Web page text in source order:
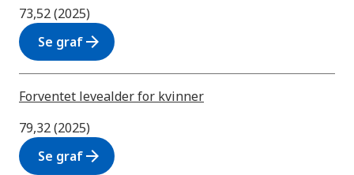
73,52 (2025)
Se grafarrow_forward
Forventet levealder for kvinner
79,32 (2025)
Se grafarrow_forward